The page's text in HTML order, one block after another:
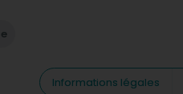
Informations légales